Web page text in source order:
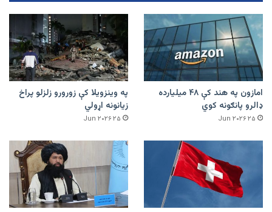
امازون په هند کې ۴۸ میلیارده
ډالرو پانګونه کوي
۲۵ Jun ۲۰۲۶
په وینزویلا کې زورورو زلزلو پراخ
زیانونه اړولي
۲۵ Jun ۲۰۲۶